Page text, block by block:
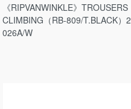
《RIPVANWINKLE》TROUSERS
CLIMBING（RB-809/T.BLACK）2
026A/W